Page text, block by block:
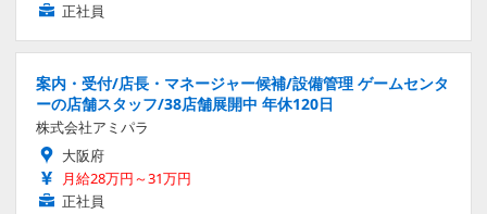
正社員
案内・受付/店長・マネージャー候補/設備管理 ゲームセンタ
ーの店舗スタッフ/38店舗展開中 年休120日
株式会社アミパラ
大阪府
月給28万円～31万円
正社員